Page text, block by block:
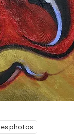
photos